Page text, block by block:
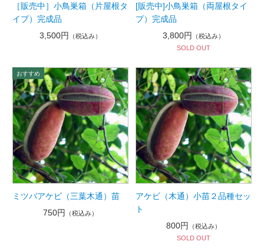
［販売中］小鳥巣箱（片屋根タ
イプ）完成品
3,500円
（税込み）
[販売中]小鳥巣箱（両屋根タイ
プ）完成品
3,800円
（税込み）
SOLD OUT
ミツバアケビ（三葉木通）苗
750円
（税込み）
アケビ（木通）小苗２品種セッ
ト
800円
（税込み）
SOLD OUT